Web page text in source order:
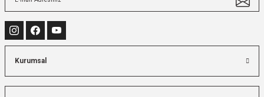
Kurumsal